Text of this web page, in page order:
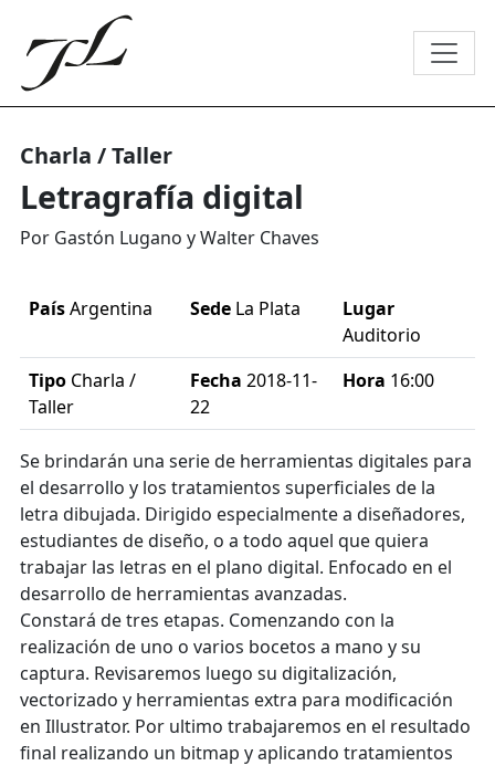
Charla / Taller
Letragrafía digital
Por Gastón Lugano y Walter Chaves
PaísArgentina Sede La Plata
Lugar
Auditorio
Tipo Charla /
Taller
Fecha 2018-11-
22
Hora 16:00
Se brindarán una serie de herramientas digitales para
el desarrollo y los tratamientos superficiales de la
letra dibujada. Dirigido especialmente a diseñadores,
estudiantes de diseño, o a todo aquel que quiera
trabajar las letras en el plano digital. Enfocado en el
desarrollo de herramientas avanzadas.
Constará de tres etapas. Comenzando con la
realización de uno o varios bocetos a mano y su
captura. Revisaremos luego su digitalización,
vectorizado y herramientas extra para modificación
en Illustrator. Por ultimo trabajaremos en el resultado
final realizando un bitmap y aplicando tratamientos